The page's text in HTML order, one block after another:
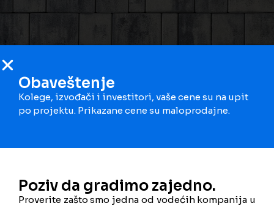
Obaveštenje
Kolege, izvođači i investitori, vaše cene su na upit
po projektu. Prikazane cene su maloprodajne.
Poziv da gradimo zajedno.
Proverite zašto smo jedna od vodećih kompanija u